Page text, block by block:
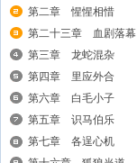
第二章 惺惺相惜
第二十三章 血剧落幕
第三章 龙蛇混杂
第四章 里应外合
第六章 白毛小子
第五章 识马伯乐
第七章 各逞心机